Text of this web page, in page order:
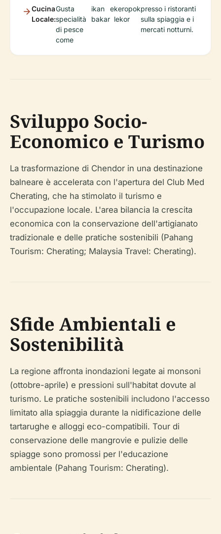
Cucina
Locale:
Gusta
specialità
di pesce
come
ikan
bakar
ekeropok
lekor
presso i ristoranti
sulla spiaggia e i
mercati notturni.
Sviluppo Socio-
Economico e Turismo
La trasformazione di Chendor in una destinazione
balneare è accelerata con l'apertura del Club Med
Cherating, che ha stimolato il turismo e
l'occupazione locale. L'area bilancia la crescita
economica con la conservazione dell'artigianato
tradizionale e delle pratiche sostenibili (Pahang
Tourism: Cherating; Malaysia Travel: Cherating).
Sfide Ambientali e
Sostenibilità
La regione affronta inondazioni legate ai monsoni
(ottobre-aprile) e pressioni sull'habitat dovute al
turismo. Le pratiche sostenibili includono l'accesso
limitato alla spiaggia durante la nidificazione delle
tartarughe e alloggi eco-compatibili. Tour di
conservazione delle mangrovie e pulizie delle
spiagge sono promossi per l'educazione
ambientale (Pahang Tourism: Cherating).